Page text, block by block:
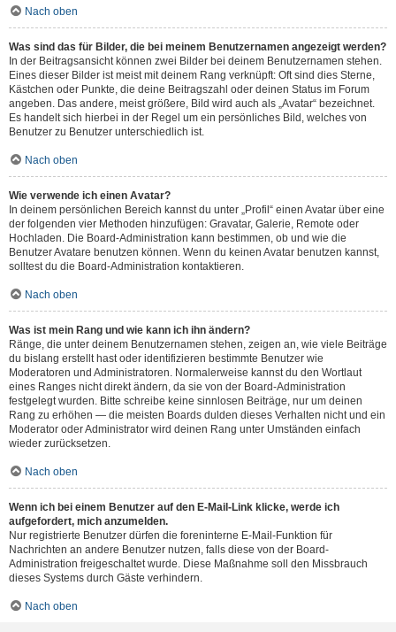
Nach oben
Was sind das für Bilder, die bei meinem Benutzernamen angezeigt werden?
In der Beitragsansicht können zwei Bilder bei deinem Benutzernamen stehen.
Eines dieser Bilder ist meist mit deinem Rang verknüpft: Oft sind dies Sterne,
Kästchen oder Punkte, die deine Beitragszahl oder deinen Status im Forum
angeben. Das andere, meist größere, Bild wird auch als „Avatar“ bezeichnet.
Es handelt sich hierbei in der Regel um ein persönliches Bild, welches von
Benutzer zu Benutzer unterschiedlich ist.
Nach oben
Wie verwende ich einen Avatar?
In deinem persönlichen Bereich kannst du unter „Profil“ einen Avatar über eine
der folgenden vier Methoden hinzufügen: Gravatar, Galerie, Remote oder
Hochladen. Die Board-Administration kann bestimmen, ob und wie die
Benutzer Avatare benutzen können. Wenn du keinen Avatar benutzen kannst,
solltest du die Board-Administration kontaktieren.
Nach oben
Was ist mein Rang und wie kann ich ihn ändern?
Ränge, die unter deinem Benutzernamen stehen, zeigen an, wie viele Beiträge
du bislang erstellt hast oder identifizieren bestimmte Benutzer wie
Moderatoren und Administratoren. Normalerweise kannst du den Wortlaut
eines Ranges nicht direkt ändern, da sie von der Board-Administration
festgelegt wurden. Bitte schreibe keine sinnlosen Beiträge, nur um deinen
Rang zu erhöhen — die meisten Boards dulden dieses Verhalten nicht und ein
Moderator oder Administrator wird deinen Rang unter Umständen einfach
wieder zurücksetzen.
Nach oben
Wenn ich bei einem Benutzer auf den E-Mail-Link klicke, werde ich
aufgefordert, mich anzumelden.
Nur registrierte Benutzer dürfen die foreninterne E-Mail-Funktion für
Nachrichten an andere Benutzer nutzen, falls diese von der Board-
Administration freigeschaltet wurde. Diese Maßnahme soll den Missbrauch
dieses Systems durch Gäste verhindern.
Nach oben